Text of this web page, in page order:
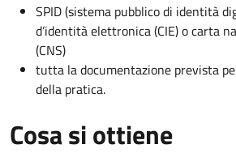
SPID (sistema pubblico di identità
d’identità elettronica (CIE) o carta
(CNS)
tutta la documentazione prevista
della pratica.
Cosa si ottiene